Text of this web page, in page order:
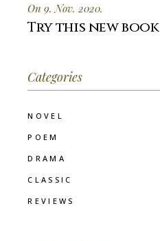
On 9. Nov. 2020.
Try this new book
Categories
NOVEL
POEM
DRAMA
CLASSIC
REVIEWS